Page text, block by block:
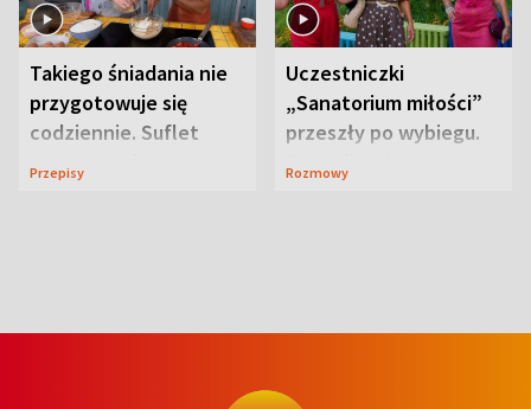
Takiego śniadania nie
przygotowuje się
codziennie. Suflet
serowy zachwyca
Przepisy
Uczestniczki
„Sanatorium miłości”
przeszły po wybiegu.
Te stylizacje
Rozmowy